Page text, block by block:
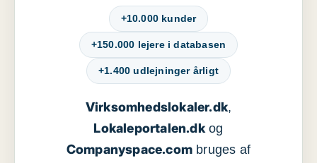
+10.000 kunder
+150.000 lejere i databasen
+1.400 udlejninger årligt
Virksomhedslokaler.dk,
Lokaleportalen.dkog
Companyspace.com bruges af